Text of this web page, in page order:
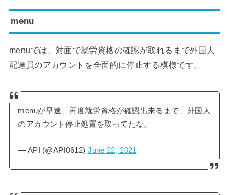
menu
menuでは、対面で就労資格の確認が取れるまで外国人
配達員のアカウントを全面的に停止する模様です。
menuが早速、再度就労資格が確認出来るまで、外国人
のアカウント停止処置を取ってたな。
— API (@API0612) June 22, 2021